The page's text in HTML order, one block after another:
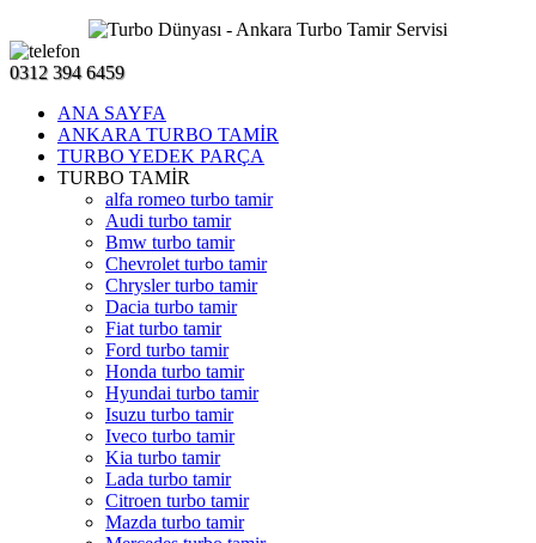
0312 394 6459
ANA SAYFA
ANKARA TURBO TAMİR
TURBO YEDEK PARÇA
TURBO TAMİR
alfa romeo turbo tamir
Audi turbo tamir
Bmw turbo tamir
Chevrolet turbo tamir
Chrysler turbo tamir
Dacia turbo tamir
Fiat turbo tamir
Ford turbo tamir
Honda turbo tamir
Hyundai turbo tamir
Isuzu turbo tamir
Iveco turbo tamir
Kia turbo tamir
Lada turbo tamir
Citroen turbo tamir
Mazda turbo tamir